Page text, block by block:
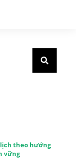
theo hướng
vững